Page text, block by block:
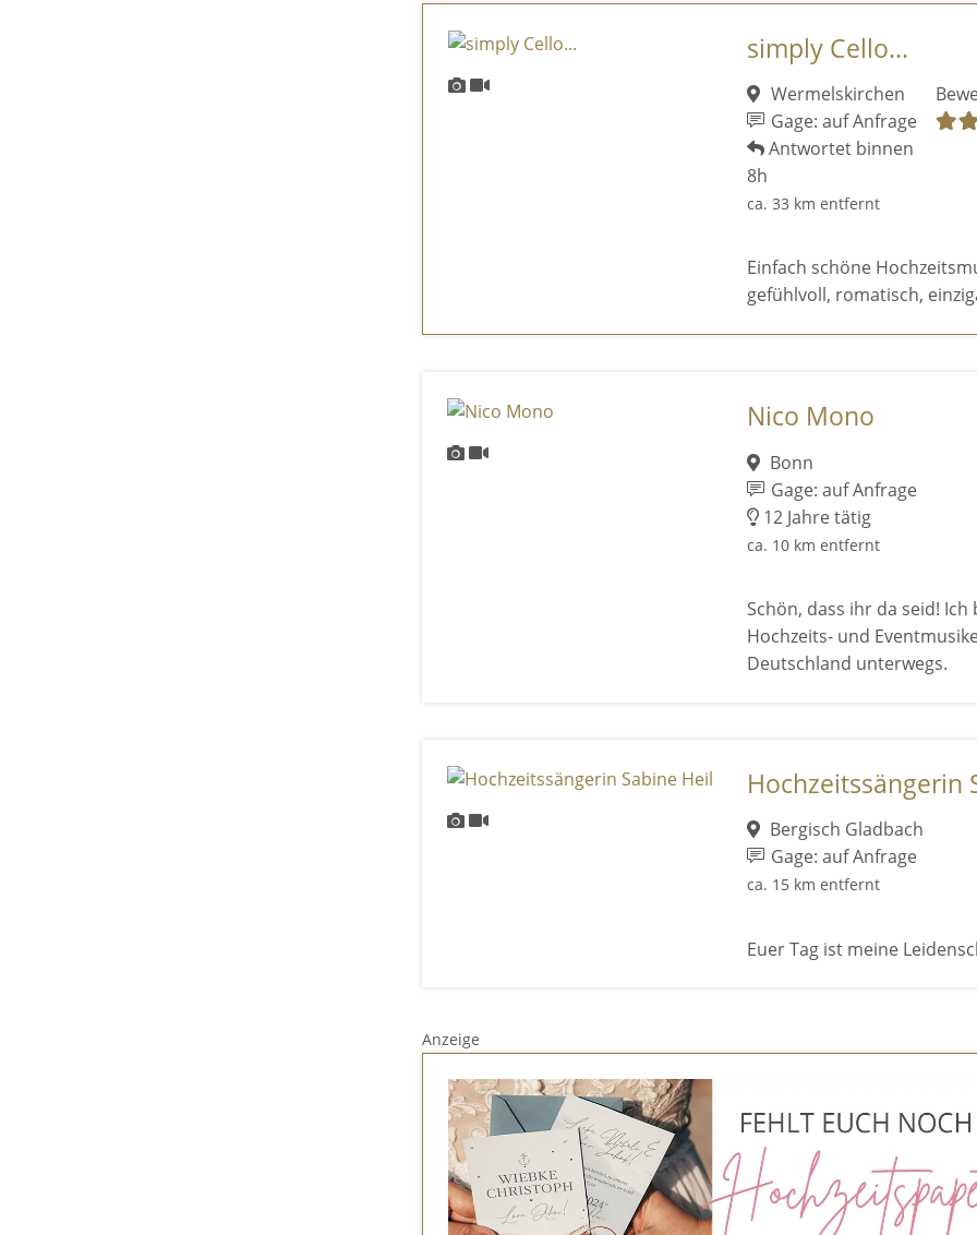
simply Cello...
Wermelskirchen
Gage: auf Anfrage
Antwortet binnen
8h
ca. 33 km entfernt
Einfach schöne
gefühlvoll, romatisch,
Nico Mono
Bonn
Gage: auf Anfrage
12 Jahre tätig
ca. 10 km entfernt
Schön, dass ihr da seid!
Hochzeits- und
Deutschland unterwegs.
Hochzeitssängerin
Bergisch Gladbach
Gage: auf Anfrage
ca. 15 km entfernt
Euer Tag ist meine
Anzeige